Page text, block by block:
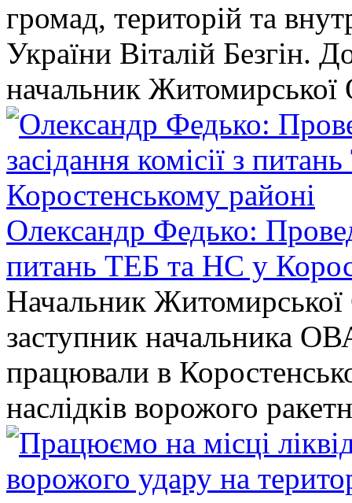
громад, територій та
України Віталій Безгін.
начальник
Олександр Федько:
питань ТЕБ та НС у
Начальник
заступник начальника
працювали в
наслідків ворожого